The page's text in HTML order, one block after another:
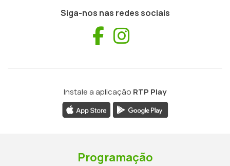
Siga-nos nas redes sociais
Facebook
Instale a aplicação RTP Play
Programação